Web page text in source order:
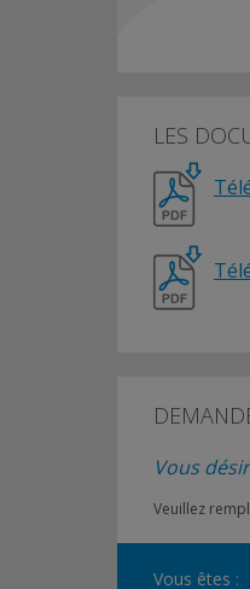
LES
Vous
Veuillez
Vous êtes :